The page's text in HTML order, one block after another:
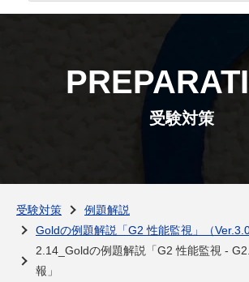
最新情報
試験概要
資格取得のメリット
受験対策
受験対策
受験対策
例題解説
Goldの例題解説「G2 性能監視」（Ver.3.0
2.14_Goldの例題解説「G2 性能監視 -
報」